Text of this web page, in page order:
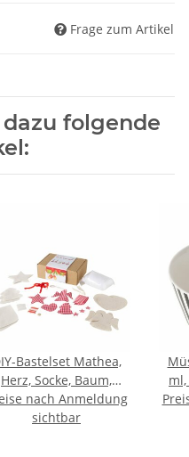
Frage zum Artikel
folgende
Bastelset Mathea,
Herz, Socke, Baum,
Engel, H 7,00 cm, L
20,00 cm
nach Anmeldung
sichtbar